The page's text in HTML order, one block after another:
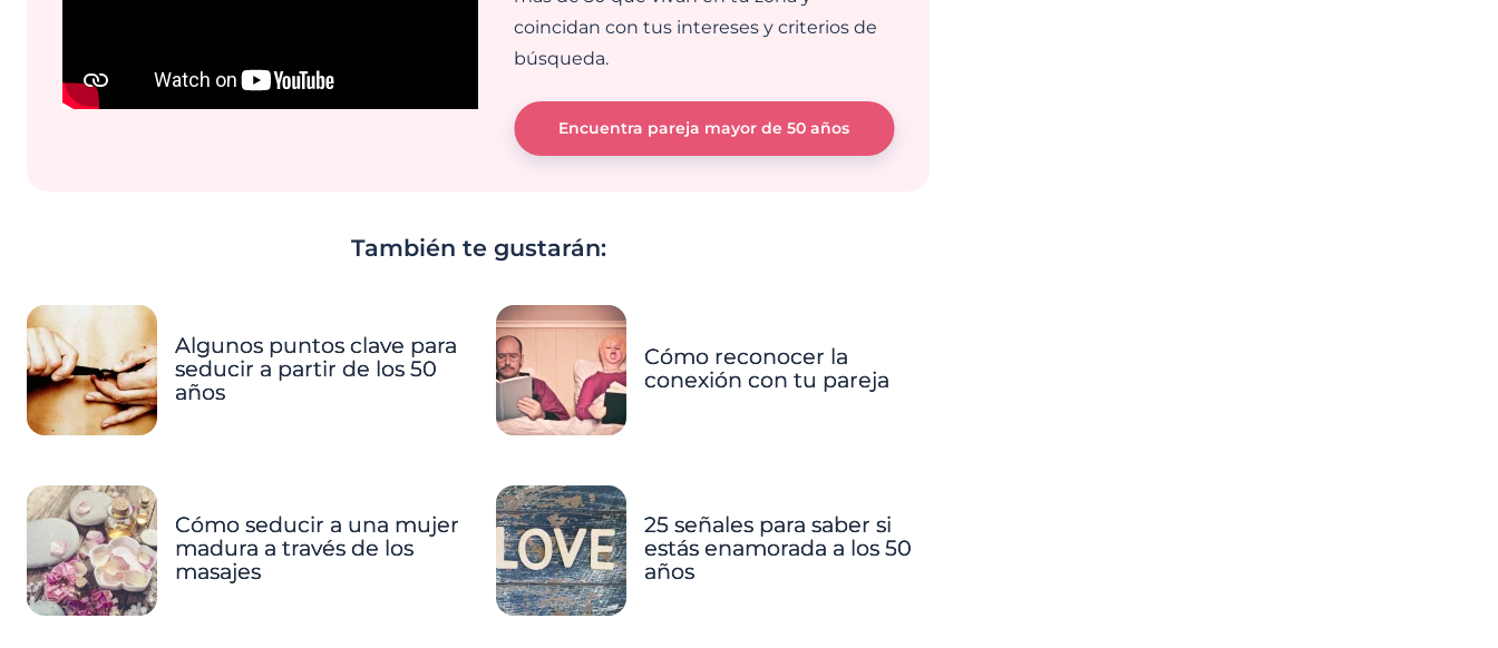
coincidan con tus intereses y criterios de
búsqueda.
Encuentra pareja mayor de 50 años
También te gustarán:
Algunos puntos clave para
seducir a partir de los 50
años
Cómo reconocer la
conexión con tu pareja
Cómo seducir a una mujer
madura a través de los
masajes
25 señales para saber si
estás enamorada a los 50
años